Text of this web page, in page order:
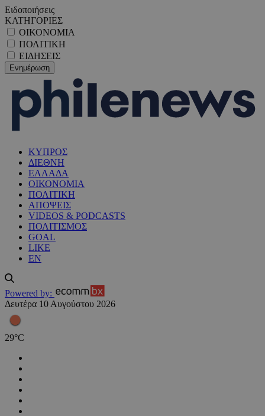
Ειδοποιήσεις
ΚΑΤΗΓΟΡΙΕΣ
ΟΙΚΟΝΟΜΙΑ
ΠΟΛΙΤΙΚΗ
ΕΙΔΗΣΕΙΣ
ΚΥΠΡΟΣ
ΔΙΕΘΝΗ
ΕΛΛΑΔΑ
ΟΙΚΟΝΟΜΙΑ
ΠΟΛΙΤΙΚΗ
ΑΠΟΨΕΙΣ
VIDEOS & PODCASTS
ΠΟΛΙΤΙΣΜΟΣ
GOAL
LIKE
EN
Powered by:
Δευτέρα 10 Αυγούστου 2026
29°C